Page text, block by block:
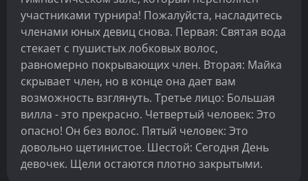
участниками турнира! Пожалуйста, насладитесь
членами юных девиц снова. Первая: Святая вода
стекает с пушистых лобковых волос,
равномерно покрывающих член. Вторая: Майка
скрывает член, но в конце она дает вам
возможность взглянуть. Третье лицо: Большая
вилла - это прекрасно. Четвертый человек: Это
опасно! Он без волос. Пятый человек: Это
довольно щетинистое. Шестой: Сегодня День
девочек. Щели остаются плотно закрытыми.